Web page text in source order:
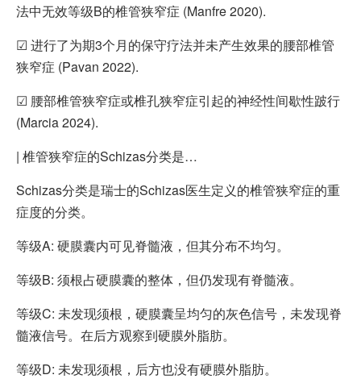
法中无效等级B的椎管狭窄症 (Manfre 2020).
☑ 进行了为期3个月的保守疗法并未产生效果的腰部椎管
狭窄症 (Pavan 2022).
☑ 腰部椎管狭窄症或椎孔狭窄症引起的神经性间歇性跛行
(Marcia 2024).
| 椎管狭窄症的Schizas分类是…
Schizas分类是瑞士的Schizas医生定义的椎管狭窄症的重
症度的分类。
等级A: 硬膜囊内可见脊髓液，但其分布不均匀。
等级B: 须根占硬膜囊的整体，但仍发现有脊髓液。
等级C: 未发现须根，硬膜囊呈均匀的灰色信号，未发现脊
髓液信号。在后方观察到硬膜外脂肪。
等级D: 未发现须根，后方也没有硬膜外脂肪。